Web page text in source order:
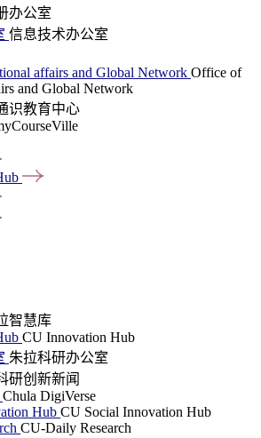
办公室
信息技术办公室
affairs and Global Network Office of
and Global Network
识教育中心
智慧库
CU Innovation Hub
朱拉科研办公室
研创新新闻
Chula DigiVerse
Hub CU Social Innovation Hub
CU-Daily Research